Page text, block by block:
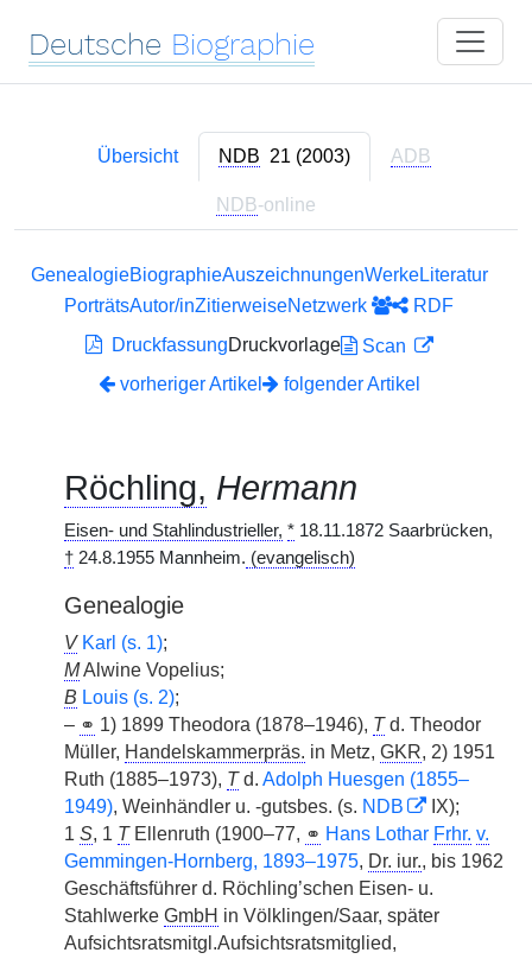
Deutsche Biographie
Übersicht NDB 21 (2003) ADB
NDB-online
GenealogieBiographieAuszeichnungenWerkeLiteratur
PorträtsAutor/inZitierweiseNetzwerk
RDF
DruckfassungDruckvorlage
Scan
vorheriger Artikel
folgender Artikel
Röchling, Hermann
Eisen- und Stahlindustrieller, * 18.11.1872 Saarbrücken,
† 24.8.1955 Mannheim. (evangelisch)
Genealogie
V Karl (s. 1);
MAlwine Vopelius;
B Louis (s. 2);
– ⚭ 1) 1899 Theodora (1878–1946), Td. Theodor
Müller, Handelskammerpräs. in Metz, GKR, 2) 1951
Ruth (1885–1973), Td. Adolph Huesgen (1855–
1949), Weinhändler u. -gutsbes. (s. NDB
IX);
1 S, 1 TEllenruth (1900–77, ⚭ Hans Lothar Frhr. v.
Gemmingen-Hornberg, 1893–1975, Dr. iur., bis 1962
Geschäftsführer d. Röchling’schen Eisen- u.
Stahlwerke GmbH in Völklingen/Saar, später
Aufsichtsratsmitgl.Aufsichtsratsmitglied,